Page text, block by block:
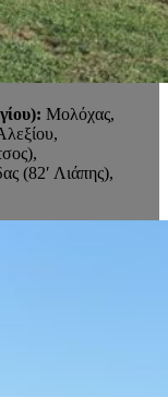
Μολόχας,
(82′ Λιάπης),